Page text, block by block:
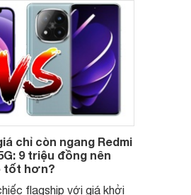
chỉ còn ngang Redmi
9 triệu đồng nên
tốt hơn?
flagship với giá khởi